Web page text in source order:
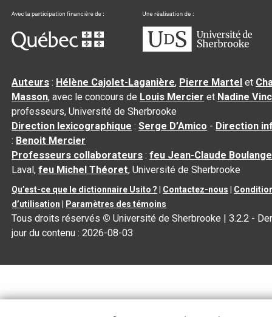
Auteurs : Hélène Cajolet-Laganière, Pierre Martel et
Masson, avec le concours de Louis Mercier et Nadine
professeurs, Université de Sherbrooke
Direction lexicographique :Serge D’Amico - Direction
: Benoit Mercier
Professeurs collaborateurs :feu Jean-Claude
Laval,feu Michel Théoret, Université de Sherbrooke
Qu’est-ce que le dictionnaire Usito ? Contactez-nous
d’utilisation
Paramètres des témoins
Tous droits réservés © Université de Sherbrooke |3.2.2 -
jour du contenu :2026-08-03